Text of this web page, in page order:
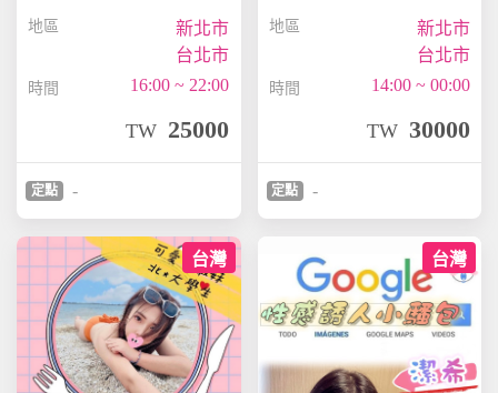
地區
新北市
台北市
時間 16:00 ~ 22:00
TW 25000
定點 -
地區
新北市
台北市
時間 14:00 ~ 00:00
TW 30000
定點 -
台灣 台灣